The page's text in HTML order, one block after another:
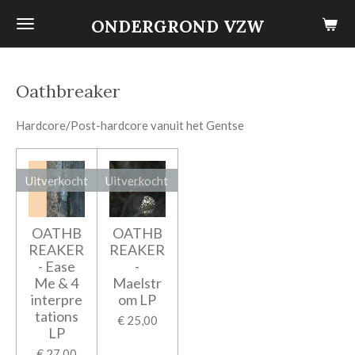
Ga
ONDERGROND VZW
Oathbreaker
Hardcore/Post-hardcore vanuit het Gentse
Uitverkocht
OATHB
REAKER
- Ease
Me & 4
interpre
tations
LP
Uitverkocht
OATHB
REAKER
-
Maelstr
om LP
€ 25,00